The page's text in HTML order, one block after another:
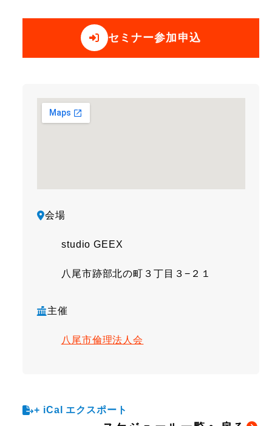
セミナー参加申込
会場
studio GEEX
八尾市跡部北の町３丁目３−２１
主催
八尾市倫理法人会
+ iCal エクスポート